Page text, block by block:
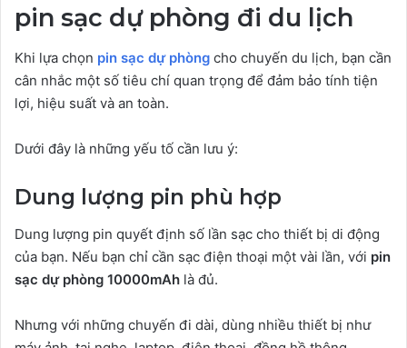
pin sạc dự phòng đi du lịch
Khi lựa chọn pin sạc dự phòng cho chuyến du lịch, bạn cần
cân nhắc một số tiêu chí quan trọng để đảm bảo tính tiện
lợi, hiệu suất và an toàn.
Dưới đây là những yếu tố cần lưu ý:
Dung lượng pin phù hợp
Dung lượng pin quyết định số lần sạc cho thiết bị di động
của bạn. Nếu bạn chỉ cần sạc điện thoại một vài lần, với pin
sạc dự phòng 10000mAh là đủ.
Nhưng với những chuyến đi dài, dùng nhiều thiết bị như